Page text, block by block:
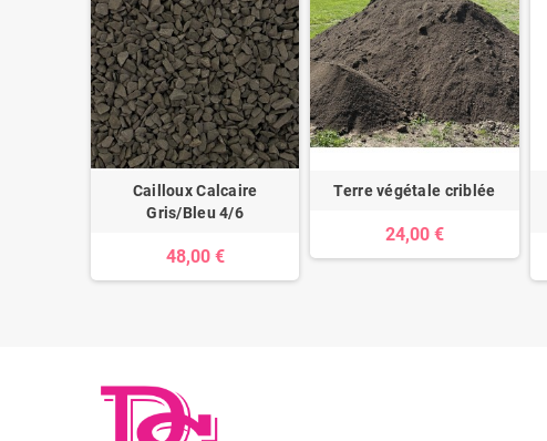
Cailloux Calcaire
Gris/Bleu 4/6
48,00 €
Terre végétale criblée
24,00 €